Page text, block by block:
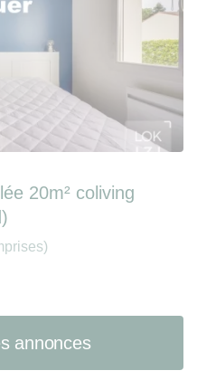
20m² coliving
annonces